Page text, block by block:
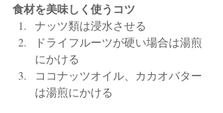
食材を美味しく使うコツ
ナッツ類は浸水させる
ドライフルーツが硬い場合は湯煎
にかける
ココナッツオイル、カカオバター
は湯煎にかける